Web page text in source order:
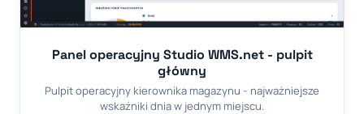
Panel operacyjny Studio WMS.net - pulpit
główny
Pulpit operacyjny kierownika magazynu - najważniejsze
wskaźniki dnia w jednym miejscu.